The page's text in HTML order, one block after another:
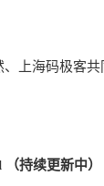
上海码极客
（持续更新中）